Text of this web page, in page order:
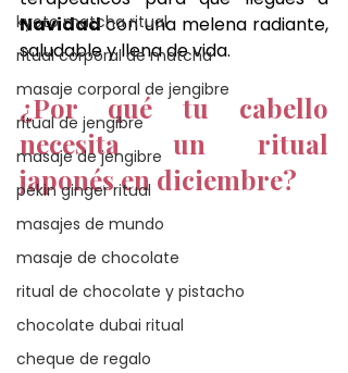
kyoto matcha ritual
ritual corporal de matcha
masaje corporal de jengibre
ritual de jengibre
masaje de jengibre
pekin ginger ritual
masajes de mundo
masaje de chocolate
ritual de chocolate y pistacho
chocolate dubai ritual
cheque de regalo
Navidad con una melena radiante,
saludable y llena de vida.
¿Por qué tu cabello
necesita un ritual
japonés en diciembre?